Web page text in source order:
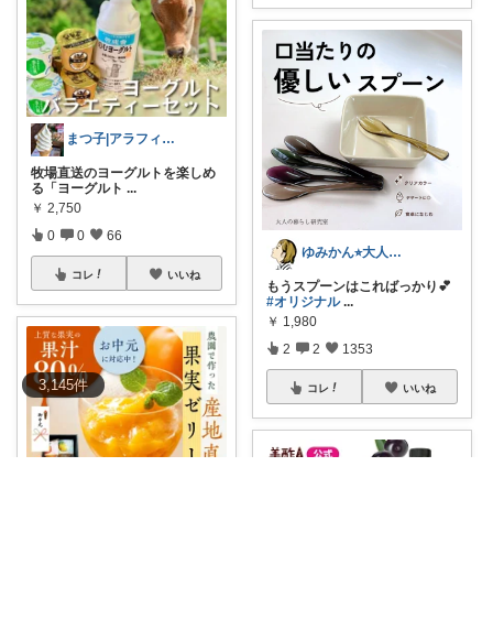
3,145件
まつ子|アラフィフ主婦のときめくモノ
牧場直送のヨーグルトを楽しめ
る「ヨーグルト ...
￥ 2,750
0 0 66
コレ いいね
ゆみかん⭐︎大人の暮らし研究室
もうスプーンはこればっかり💕
#オリジナル ...
￥ 1,980
2 2 1353
コレ いいね